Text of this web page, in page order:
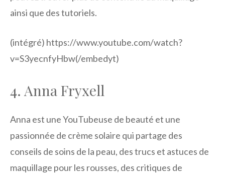
ainsi que des tutoriels.
(intégré) https://www.youtube.com/watch?
v=S3yecnfyHbw(/embedyt)
4. Anna Fryxell
Anna est une YouTubeuse de beauté et une
passionnée de crème solaire qui partage des
conseils de soins de la peau, des trucs et astuces de
maquillage pour les rousses, des critiques de